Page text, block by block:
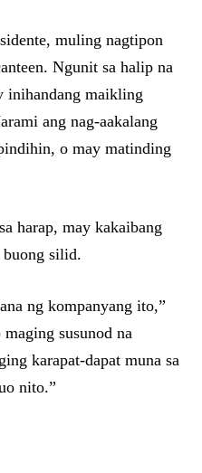
muling nagtipon
Ngunit sa halip na
inihandang maikling
ang nag-aakalang
o may matinding
harap, may kakaibang
buong silid.
ng kompanyang ito,”
susunod na
karapat-dapat muna sa
nito.”